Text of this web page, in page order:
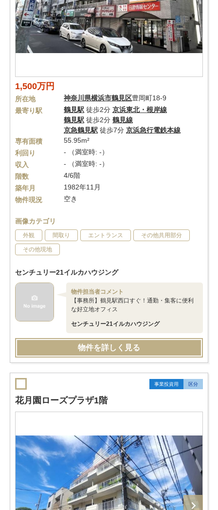
1,500万円
所在地 神奈川県横浜市鶴見区豊岡町18-9
最寄り駅
鶴見駅 徒歩2分 京浜東北・根岸線
鶴見駅 徒歩2分 鶴見線
京急鶴見駅 徒歩7分 京浜急行電鉄本線
専有面積
55.95m²
利回り
- （満室時: -）
収入
- （満室時: -）
階数
4/6階
築年月
1982年11月
物件現況
空き
画像カテゴリ
外観 間取り エントランス その他共用部分
その他現地
センチュリー21イルカハウジング
物件担当者コメント
【事務所】鶴見駅西口すぐ！通勤・集客に便利
な好立地オフィス
センチュリー21イルカハウジング
物件を詳しく見る
事業投資用 区分
花月園ローズプラザ1階